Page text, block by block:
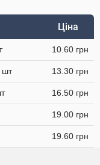
Ціна
10.60 грн
шт 13.30 грн
16.50 грн
19.00 грн
19.60 грн